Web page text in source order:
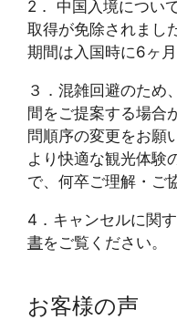
2． 中国入境につい
取得が免除されまし
期間は入国時に6ヶ月
３．混雑回避のため
間をご提案する場合
問順序の変更をお願
より快適な観光体験
で、何卒ご理解・ご
4．キャンセルに関
書をご覧ください。
お客様の声